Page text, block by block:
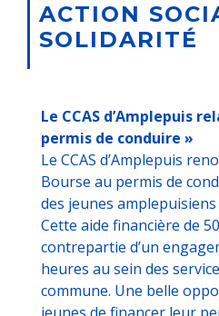
ACTION
SOLIDARITÉ
Le CCAS d’Amplepuis
permis de conduire »
Le CCAS d’Amplepuis
Bourse au permis de
des jeunes
Cette aide financière de
contrepartie d’un
heures au sein des
commune. Une belle